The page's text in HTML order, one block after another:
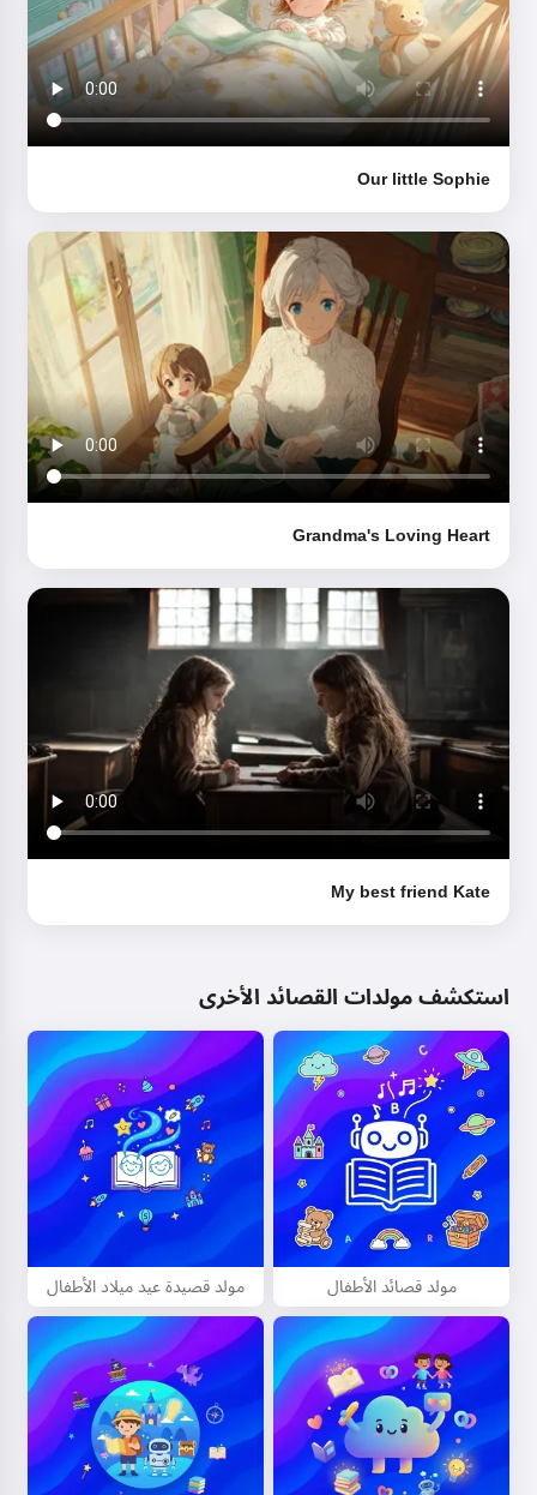
Our little Sophie
Grandma's Loving Heart
My best friend Kate
استكشف مولدات القصائد الأخرى
مولد قصائد الأطفال مولد قصيدة عيد ميلاد الأطفال